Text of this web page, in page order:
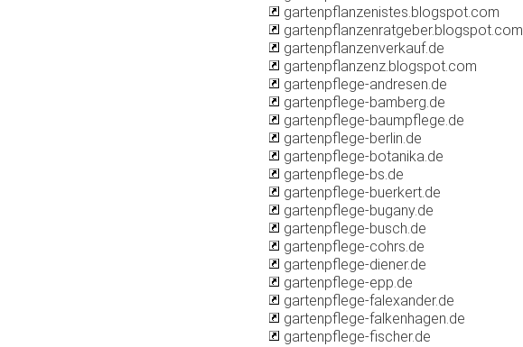
gartenpflanzenistes.blogspot.com
gartenpflanzenratgeber.blogspot.com
gartenpflanzenverkauf.de
gartenpflanzenz.blogspot.com
gartenpflege-andresen.de
gartenpflege-bamberg.de
gartenpflege-baumpflege.de
gartenpflege-berlin.de
gartenpflege-botanika.de
gartenpflege-bs.de
gartenpflege-buerkert.de
gartenpflege-bugany.de
gartenpflege-busch.de
gartenpflege-cohrs.de
gartenpflege-diener.de
gartenpflege-epp.de
gartenpflege-falexander.de
gartenpflege-falkenhagen.de
gartenpflege-fischer.de